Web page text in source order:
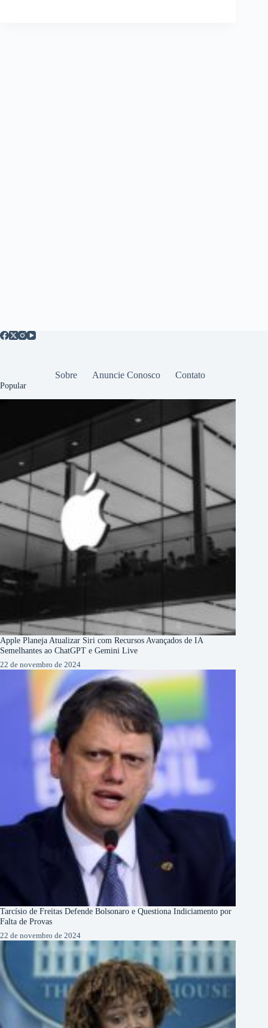
Sobre Anuncie Conosco Contato
Popular
Apple Planeja Atualizar Siri com Recursos Avançados de IA
Semelhantes ao ChatGPT e Gemini Live
22 de novembro de 2024
Tarcísio de Freitas Defende Bolsonaro e Questiona Indiciamento por
Falta de Provas
22 de novembro de 2024